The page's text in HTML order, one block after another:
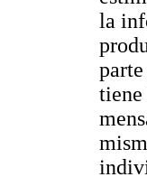
la
tiene